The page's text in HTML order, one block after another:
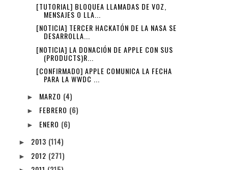
[TUTORIAL] BLOQUEA LLAMADAS DE VOZ,
MENSAJES O LLA...
[NOTICIA] TERCER HACKATÓN DE LA NASA SE
DESARROLLA...
[NOTICIA] LA DONACIÓN DE APPLE CON SUS
(PRODUCTS)R...
[CONFIRMADO] APPLE COMUNICA LA FECHA
PARA LA WWDC ...
► MARZO (4)
► FEBRERO (6)
► ENERO (6)
► 2013 (114)
► 2012 (271)